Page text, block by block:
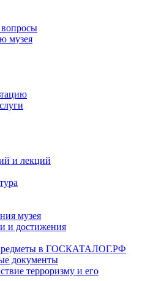
вопросы
музея
и лекций
музея
и достижения
в ГОСКАТАЛОГ.РФ
документы
терроризму и его